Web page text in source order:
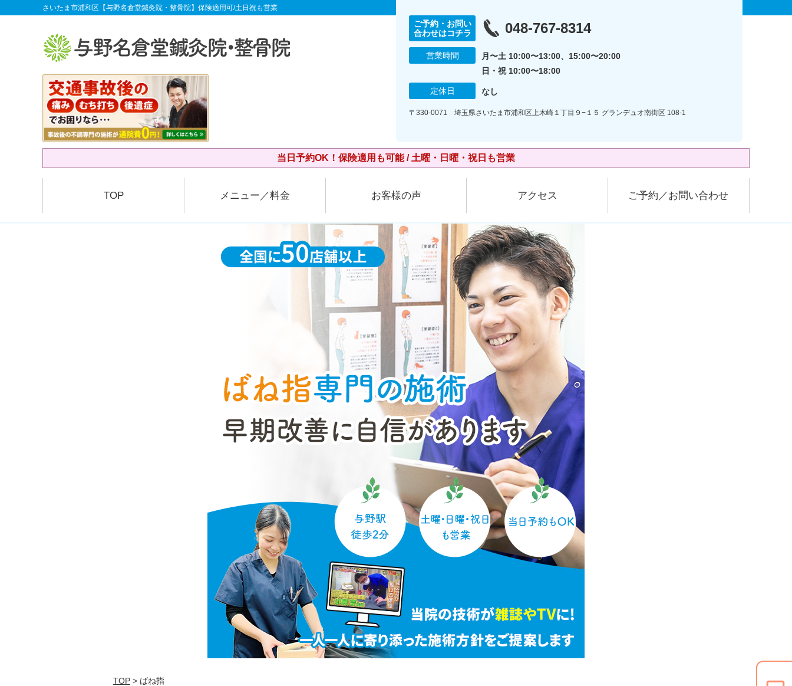
さいたま市浦和区【与野名倉堂鍼灸院・整骨院】保険適用可/土日祝も営業
ご予約・お問い
合わせはコチラ
048-767-8314
営業時間
月〜土 10:00〜13:00、15:00〜20:00
日・祝 10:00〜18:00
定休日 なし
〒330-0071 埼玉県さいたま市浦和区上木崎１丁目９−１５ グランデュオ南街区 108-1
当日予約OK！保険適用も可能 / 土曜・日曜・祝日も営業
TOP メニュー／料金 お客様の声 アクセス ご予約／お問い合わせ
TOP > ばね指